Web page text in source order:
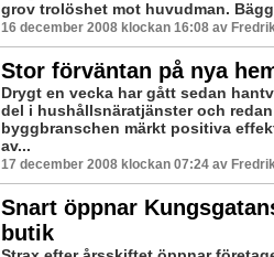
grov trolöshet mot huvudman.
16 december 2008 klockan 16:08 av
Stor förväntan på nya
Drygt en vecka har gått sedan
del i hushållsnäratjänster och
byggbranschen märkt positiva
av...
17 december 2008 klockan 07:24 av
Snart öppnar
butik